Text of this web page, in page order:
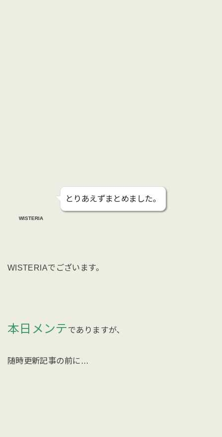
WISTERIA
とりあえずまとめました。
WISTERIAでございます。
本日メンテ でありますが、
随時更新記事の前に…